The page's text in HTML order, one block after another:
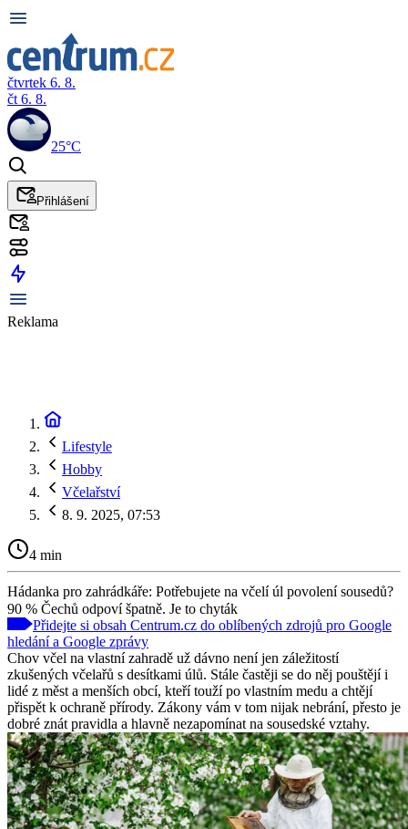
čtvrtek 6. 8.
čt 6. 8.
25°C
Přihlášení
Reklama
Lifestyle
Hobby
Včelařství
8. 9. 2025, 07:53
4 min
Hádanka pro zahrádkáře: Potřebujete na včelí úl povolení sousedů?
90 % Čechů odpoví špatně. Je to chyták
Přidejte si obsah Centrum.cz do oblíbených zdrojů pro Google
hledání a Google zprávy
Chov včel na vlastní zahradě už dávno není jen záležitostí
zkušených včelařů s desítkami úlů. Stále častěji se do něj pouštějí i
lidé z měst a menších obcí, kteří touží po vlastním medu a chtějí
přispět k ochraně přírody. Zákony vám v tom nijak nebrání, přesto je
dobré znát pravidla a hlavně nezapomínat na sousedské vztahy.